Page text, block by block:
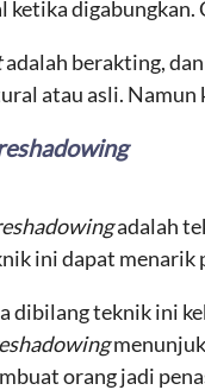
ketika digabungkan.
adalah berakting, dan
atau asli. Namun
adalah
ini dapat menarik
dibilang teknik ini
orang jadi